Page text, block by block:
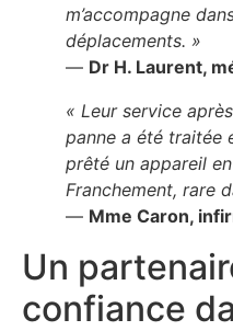
m’accompagne
déplacements. »
— Dr H. Laurent,
« Leur service
panne a été traitée
prêté un appareil
Franchement, rare
— Mme Caron,
Un
confiance